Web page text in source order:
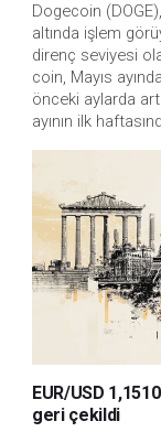
Dogecoin
altında işlem
direnç seviyesi
coin, Mayıs
önceki aylarda
ayının ilk
EUR/USD
geri çekildi